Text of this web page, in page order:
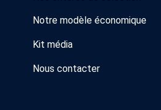
Notre modèle économique
Kit média
Nous contacter